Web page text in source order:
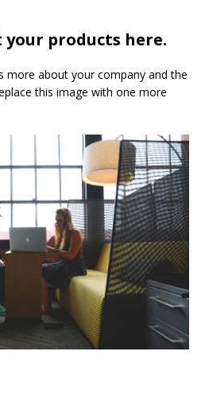
products here.
more about your company and the
this image with one more